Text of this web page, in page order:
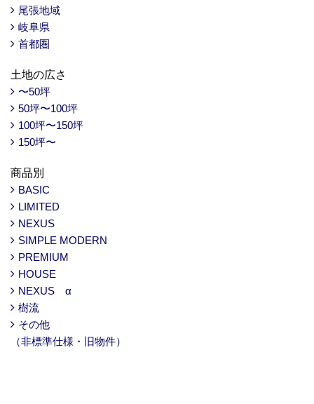
尾張地域
岐阜県
首都圏
土地の広さ
〜50坪
50坪〜100坪
100坪〜150坪
150坪〜
商品別
BASIC
LIMITED
NEXUS
SIMPLE MODERN
PREMIUM
HOUSE
NEXUS α
樹流
その他
（非標準仕様・旧物件）